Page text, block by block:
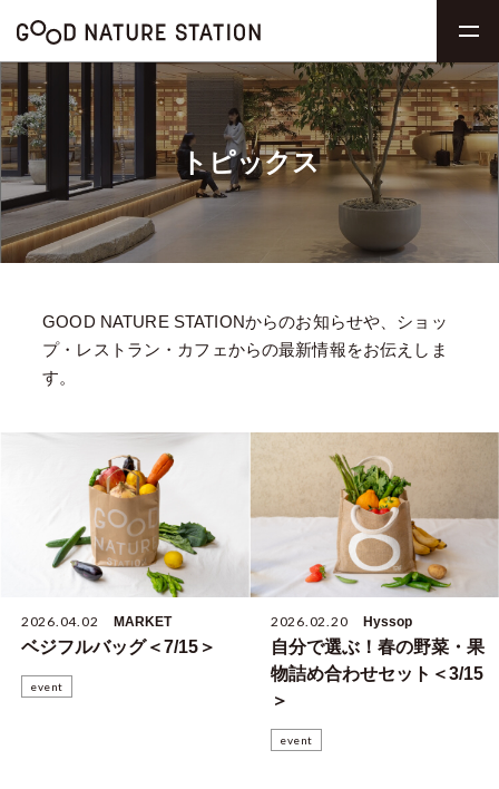
トピックス
GOOD NATURE STATIONからのお知らせや、ショッ
プ・レストラン・カフェからの最新情報をお伝えしま
す。
2026.04.02 MARKET
ベジフルバッグ＜7/15＞
event
2026.02.20 Hyssop
自分で選ぶ！春の野菜・果
物詰め合わせセット＜3/15
＞
event